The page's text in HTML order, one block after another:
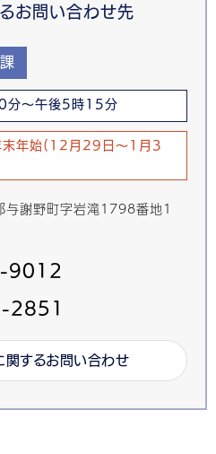
お問い合わせ先
分～午後5時15分
末年始(12月29日～1月3
謝野町字岩滝1798番地1
9012
2851
関するお問い合わせ